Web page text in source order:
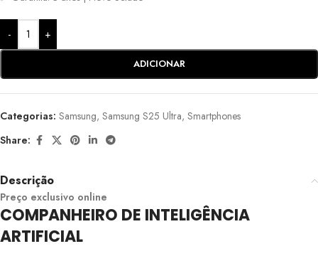
- +
ADICIONAR
Categorias: Samsung, Samsung S25 Ultra, Smartphones
Share:
Descrição
Preço exclusivo online
COMPANHEIRO DE INTELIGÊNCIA
ARTIFICIAL